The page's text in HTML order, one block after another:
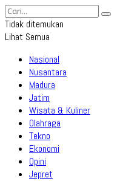
Tidak ditemukan
Lihat Semua
Nasional
Nusantara
Madura
Jatim
Wisata & Kuliner
Olahraga
Tekno
Ekonomi
Opini
Jepret